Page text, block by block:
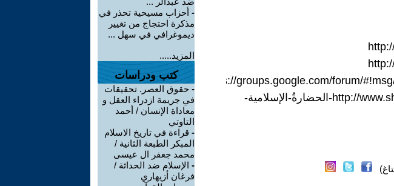
https://groups.google.com/forum/
http://www.shafaaq.com/sh2/index.php/articles/45856-الحضارةُ-الإسلامية-
- أحزاب مسيحية تحذر في
مذكرة احتجاج من تغيير
ديموغرافي في سهل ...
المزيد.....
كتب ودراسات
- حقوق العصر. تحقيقات
في جريمة ازدراء العقل و
معاداة الإنسان / أحمد
التاوتي
- قراءة في تاريخ الاسلام
المبكر الطبعة الثانية /
محمد جعفر ال عيسى
- الإسلام ضد الحداثة /
فرغان أزيهاري